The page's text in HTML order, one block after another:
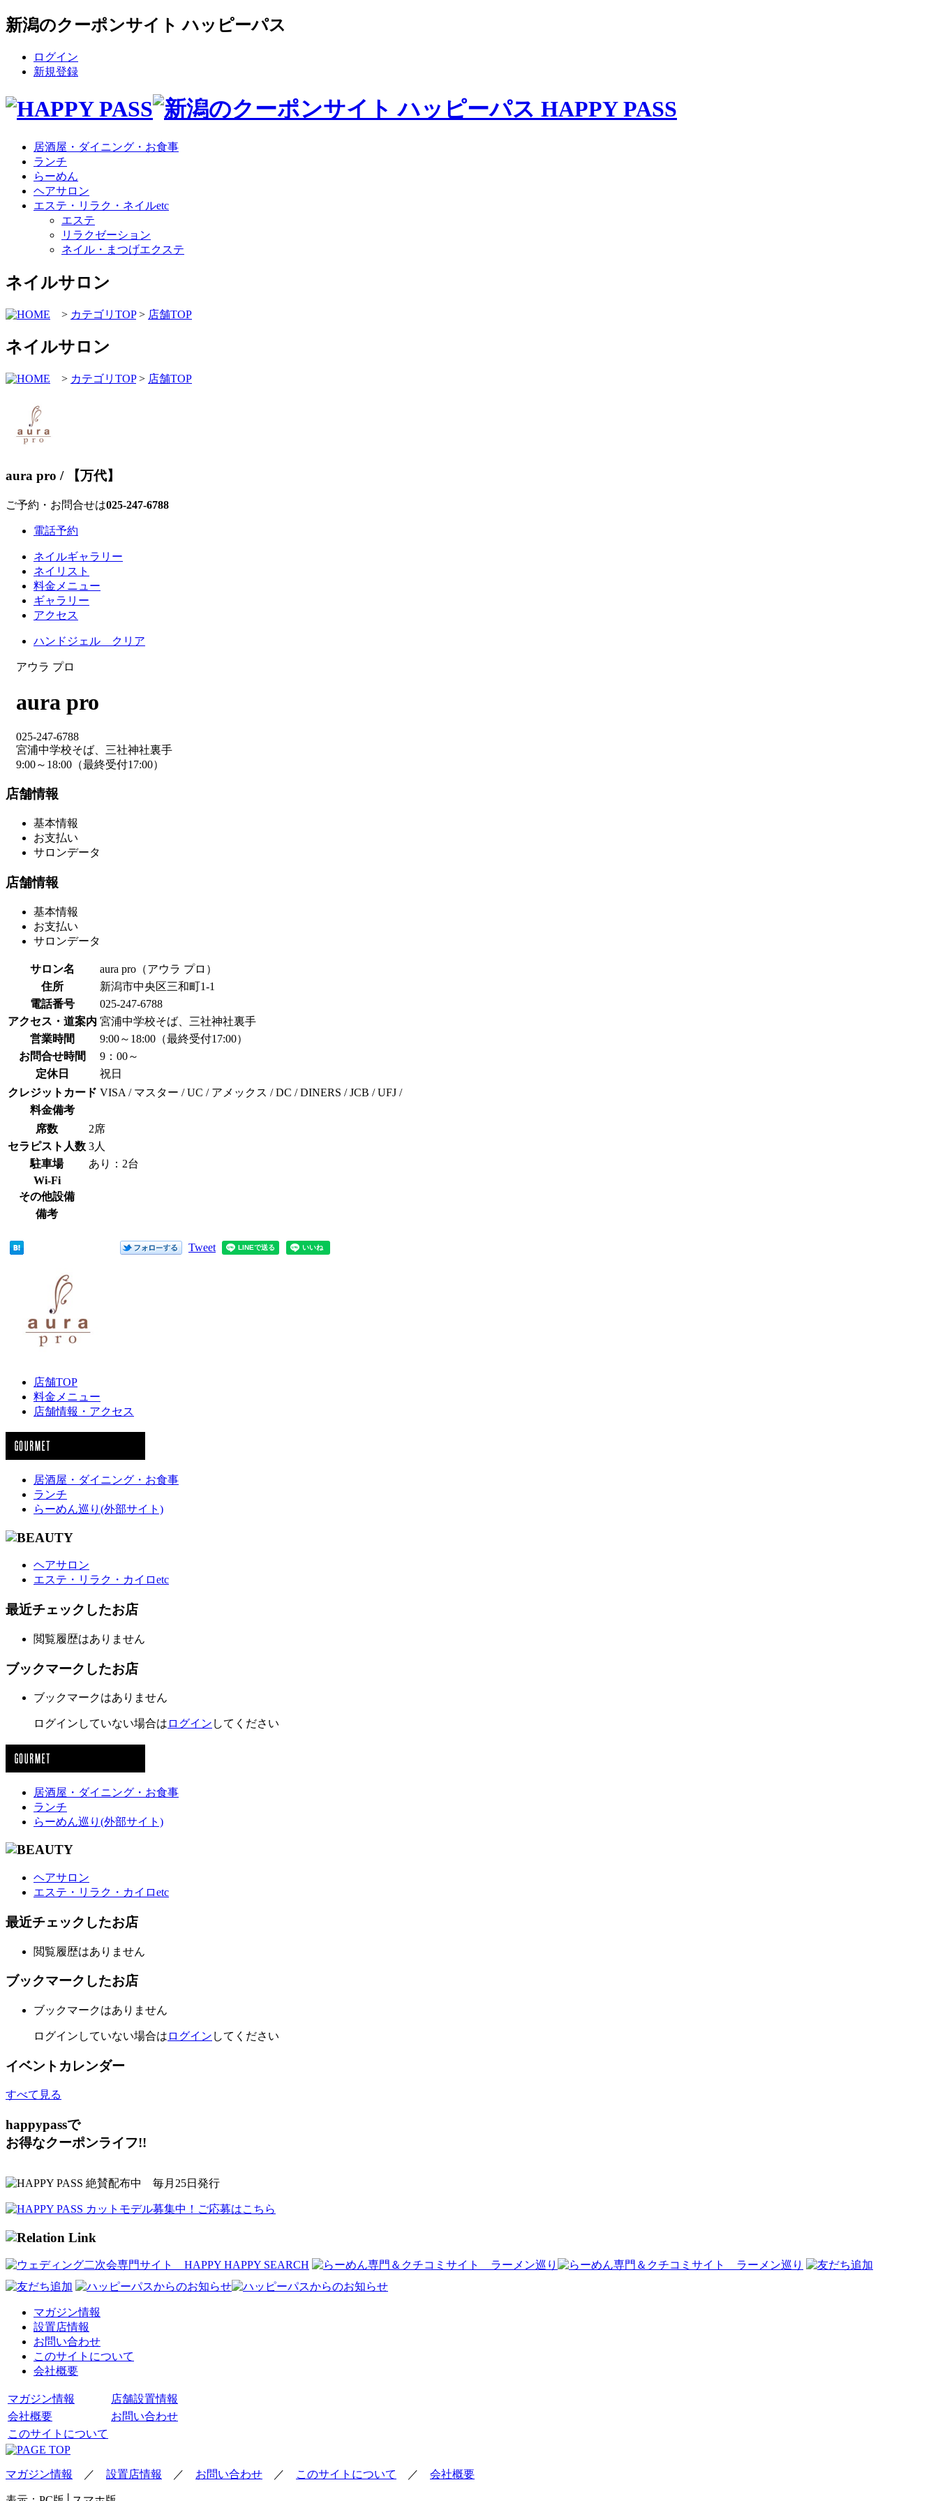
新潟のクーポンサイト ハッピーパス
ログイン
新規登録
居酒屋・ダイニング・お食事
ランチ
らーめん
ヘアサロン
エステ・リラク・ネイルetc
エステ
リラクゼーション
ネイル・まつげエクステ
ネイルサロン
> カテゴリTOP> 店舗TOP
ネイルサロン
> カテゴリTOP> 店舗TOP
aura pro / 【万代】
ご予約・お問合せは025-247-6788
電話予約
ネイルギャラリー
ネイリスト
料金メニュー
ギャラリー
アクセス
ハンドジェル クリア
アウラ プロ
aura pro
025-247-6788
宮浦中学校そば、三社神社裏手
9:00～18:00（最終受付17:00）
店舗情報
基本情報
お支払い
サロンデータ
店舗情報
基本情報
お支払い
サロンデータ
サロン名
aura pro（アウラ プロ）
住所
新潟市中央区三和町1-1
電話番号
025-247-6788
アクセス・道案内 宮浦中学校そば、三社神社裏手
営業時間
9:00～18:00（最終受付17:00）
お問合せ時間
9：00～
定休日
祝日
クレジットカード VISA / マスター / UC / アメックス / DC / DINERS / JCB / UFJ /
料金備考
席数
2席
セラピスト人数 3人
駐車場
あり：2台
Wi-Fi
その他設備
備考
Tweet
店舗TOP
料金メニュー
店舗情報・アクセス
居酒屋・ダイニング・お食事
ランチ
らーめん巡り(外部サイト)
ヘアサロン
エステ・リラク・カイロetc
最近チェックしたお店
閲覧履歴はありません
ブックマークしたお店
ブックマークはありません
ログインしていない場合は ログイン してください
居酒屋・ダイニング・お食事
ランチ
らーめん巡り(外部サイト)
ヘアサロン
エステ・リラク・カイロetc
最近チェックしたお店
閲覧履歴はありません
ブックマークしたお店
ブックマークはありません
ログインしていない場合は ログイン してください
イベントカレンダー
すべて見る
happypassで
お得なクーポンライフ!!
マガジン情報
設置店情報
お問い合わせ
このサイトについて
会社概要
マガジン情報
店舗設置情報
会社概要
お問い合わせ
このサイトについて
マガジン情報 ／ 設置店情報 ／ お問い合わせ ／ このサイトについて ／ 会社概要